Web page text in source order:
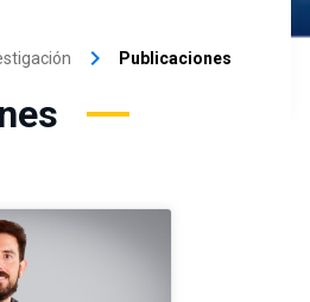
keyboard_arrow_right Publicaciones